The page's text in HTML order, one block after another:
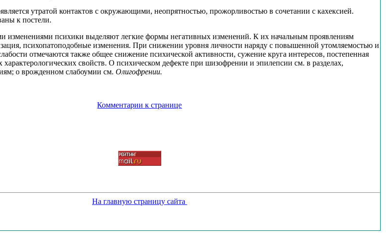
утратой контактов с окружающими, неопрятностью, прожорливостью в сочетании с кахексией.
к постели.
изменениями психики выделяют легкие формы негативных изменений. К их начальным проявлениям
психопатоподобные изменения. При снижении уровня личности наряду с повышенной утомляемостью и
отмечаются также общее снижение психической активности, сужение круга интересов, постепенная
свойств. О психическом дефекте при шизофрении и эпилепсии см. в разделах,
о врожденном слабоумии см.Олигофрении.
Комментарии к странице
На главную страницу сайта